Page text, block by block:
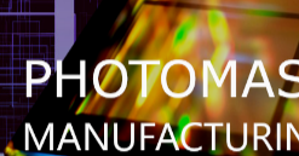
技術・開発
お問い合わせ